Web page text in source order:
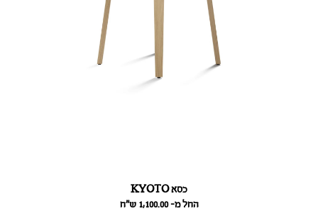
כסא KYOTO
החל מ- 1,100.00
ש״ח